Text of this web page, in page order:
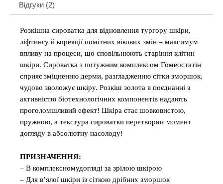
Відгуки (2)
Розкішна сироватка для відновлення тургору шкіри,
ліфтингу й корекції помітних вікових змін – максимум
впливу на процеси, що сповільнюють старіння клітин
шкіри. Сироватка з потужним комплексом Гомеостатін
сприяє зміцненню дерми, разгладженню сітки зморшок,
чудово зволожує шкіру. Розкіш золота в поєднанні з
активністю біотехнологічних компонентів надають
проголомшливий ефект! Шкіра стає шовковистою,
пружною, а текстура сироватки перетворює момент
догляду в абсолютну насолоду!
ПРИЗНАЧЕННЯ:
– В комплексномудогляді за зрілою шкірою
– Для в’ялої шкіри із сіткою дрібних зморшок